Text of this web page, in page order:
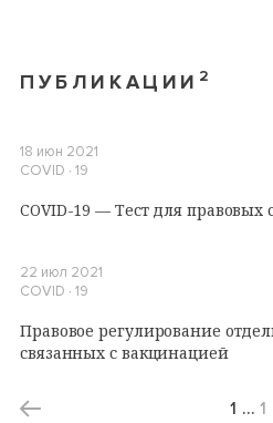
ПУБЛИКАЦИИ 2
18 июн 2021
COVID ∙ 19
COVID-19 — Тест для правовых
22 июл 2021
COVID ∙ 19
Правовое регулирование
связанных с вакцинацией
1 … 1